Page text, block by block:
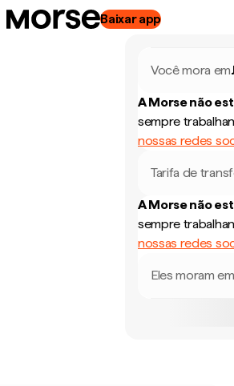
Baixar app
Você mora em
A Morse não
sempre
nossas redes
Tarifa de
A Morse não
sempre
nossas redes
Eles moram em